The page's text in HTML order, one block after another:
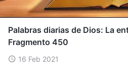
Palabras diarias de Dios: La
Fragmento 450
16 Feb 2021